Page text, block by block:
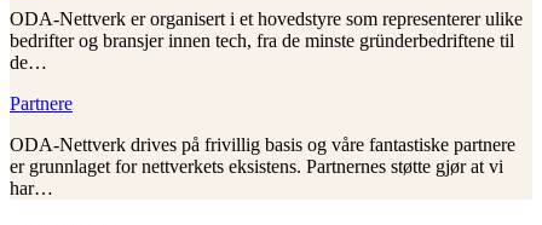
ODA-Nettverk er organisert i et hovedstyre som representerer ulike
bedrifter og bransjer innen tech, fra de minste gründerbedriftene til
de…
Partnere
ODA-Nettverk drives på frivillig basis og våre fantastiske partnere
er grunnlaget for nettverkets eksistens. Partnernes støtte gjør at vi
har…